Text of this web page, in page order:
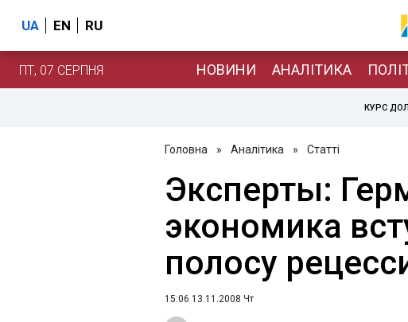
UA EN RU
ПТ, 07 СЕРПНЯ НОВИНИ АНАЛІТИКА
КУРС
Головна » Аналітика » Статті
Эксперты:
экономика
полосу
15:06 13.11.2008 Чт